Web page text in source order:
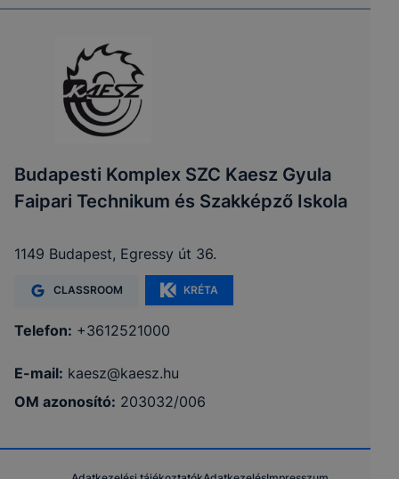
Budapesti Komplex SZC Kaesz Gyula
Faipari Technikum és Szakképző Iskola
1149 Budapest, Egressy út 36.
CLASSROOM KRÉTA
Telefon: +3612521000
E-mail: kaesz@kaesz.hu
OM azonosító: 203032/006